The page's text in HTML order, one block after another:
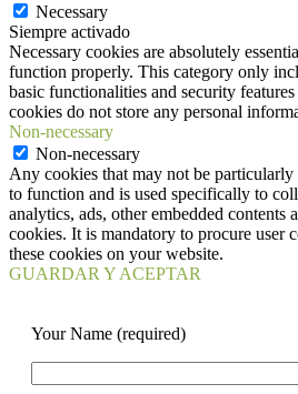
Necessary
Siempre activado
Necessary cookies are absolutely
function properly. This category only
basic functionalities and security
cookies do not store any personal
Non-necessary
Non-necessary
Any cookies that may not be particularly
to function and is used specifically to
analytics, ads, other embedded contents
cookies. It is mandatory to procure user
these cookies on your website.
GUARDAR Y ACEPTAR
Your Name (required)